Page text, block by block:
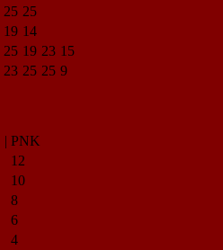
25 25
19 14
25 19 23 15
23 25 25 9
| PNK
12
10
8
6
4